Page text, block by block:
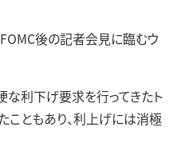
後の記者会見に臨むウ
利下げ要求を行ってきたト
ともあり、利上げには消極